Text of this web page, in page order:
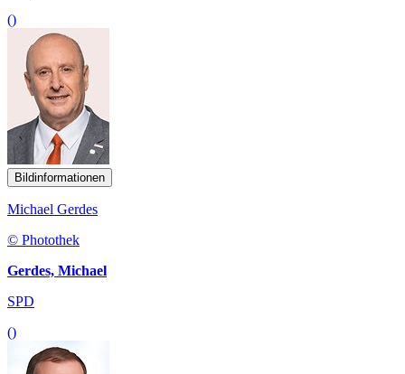
()
Bildinformationen
Michael Gerdes
© Photothek
Gerdes, Michael
SPD
()